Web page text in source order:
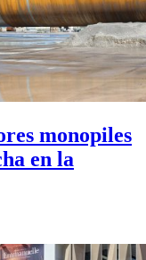
monopiles
en la